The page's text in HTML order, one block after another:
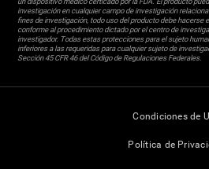
investigación en cualquier campo de investigación
fines de investigación, todo uso del producto debe hacerse
conforme al procedimiento dictado por el centro de
investigador. Todas estas protecciones para el sujeto
inferiores a las requeridas para cualquier sujeto de
Sección 45 CFR 46 del Código de Regulaciones Federales.
Condiciones de
Política de